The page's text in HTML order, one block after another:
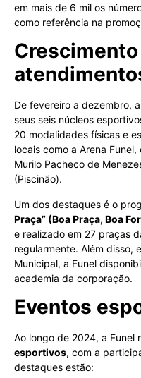
em mais de 6 mil os
como referência na
De fevereiro a dezembro,
seus seis núcleos
20 modalidades físicas e
locais como a Arena
Murilo Pacheco de
(Piscinão).
Um dos destaques é o
Praça” (Boa Praça, Boa
e realizado em 27 praças
regularmente. Além disso,
Municipal, a Funel
academia da corporação.
Eventos
Ao longo de 2024, a Funel
esportivos, com a
destaques estão: